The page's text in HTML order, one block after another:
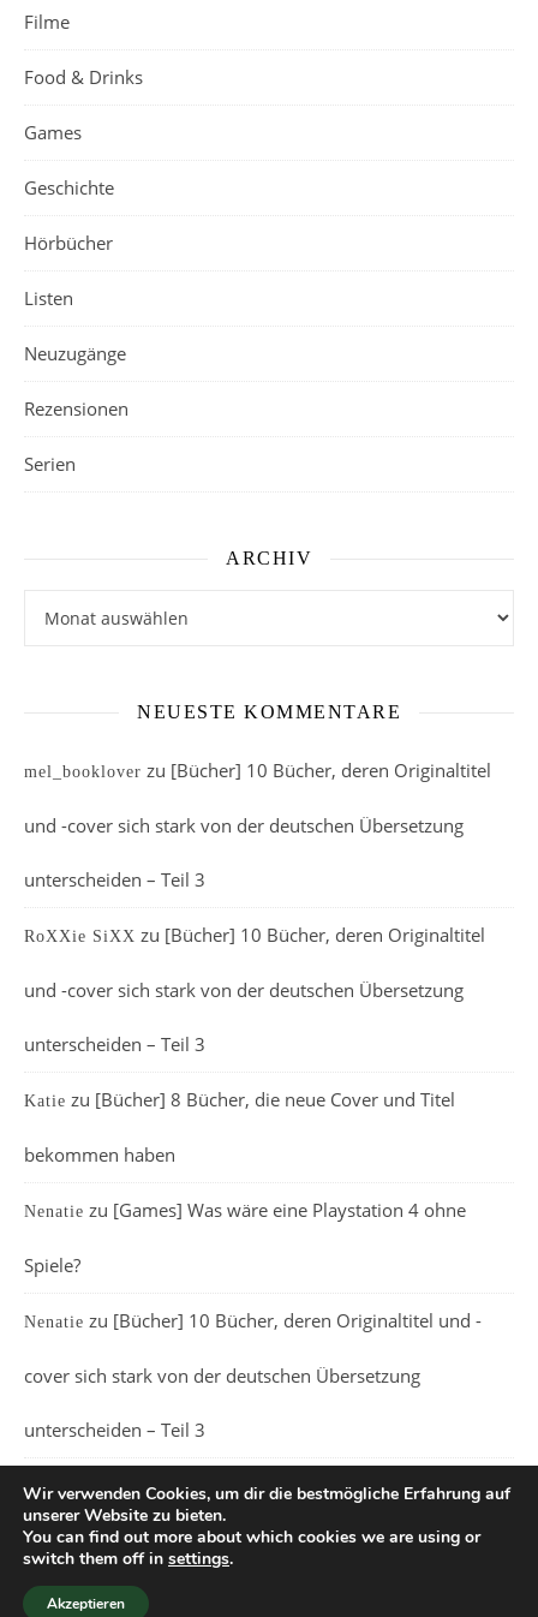
Filme
Food & Drinks
Games
Geschichte
Hörbücher
Listen
Neuzugänge
Rezensionen
Serien
ARCHIV
NEUESTE KOMMENTARE
mel_booklover zu [Bücher] 10 Bücher, deren Originaltitel
und -cover sich stark von der deutschen Übersetzung
unterscheiden – Teil 3
RoXXie SiXX zu [Bücher] 10 Bücher, deren Originaltitel
und -cover sich stark von der deutschen Übersetzung
unterscheiden – Teil 3
Katie zu [Bücher] 8 Bücher, die neue Cover und Titel
bekommen haben
Nenatie zu [Games] Was wäre eine Playstation 4 ohne
Spiele?
Nenatie zu [Bücher] 10 Bücher, deren Originaltitel und -
cover sich stark von der deutschen Übersetzung
unterscheiden – Teil 3
Wir verwenden Cookies, um dir die bestmögliche Erfahrung auf
unserer Website zu bieten.
You can find out more about which cookies we are using or
switch them off in settings.
Akzeptieren